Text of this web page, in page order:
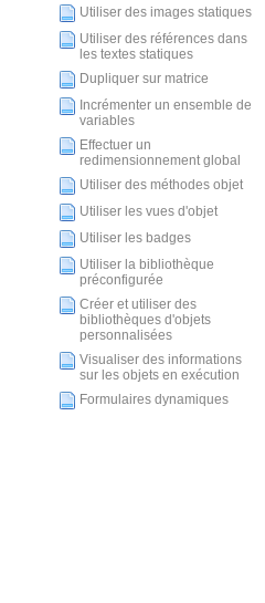
Utiliser des images statiques
Utiliser des références dans
les textes statiques
Dupliquer sur matrice
Incrémenter un ensemble de
variables
Effectuer un
redimensionnement global
Utiliser des méthodes objet
Utiliser les vues d'objet
Utiliser les badges
Utiliser la bibliothèque
préconfigurée
Créer et utiliser des
bibliothèques d'objets
personnalisées
Visualiser des informations
sur les objets en exécution
Formulaires dynamiques